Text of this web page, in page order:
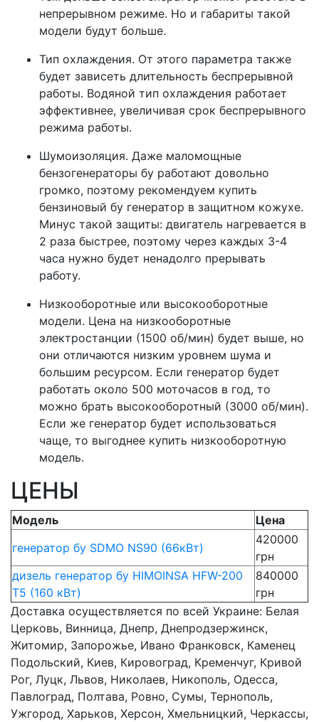
непрерывном режиме. Но и габариты такой
модели будут больше.
Тип охлаждения. От этого параметра также
будет зависеть длительность беспрерывной
работы. Водяной тип охлаждения работает
эффективнее, увеличивая срок беспрерывного
режима работы.
Шумоизоляция. Даже маломощные
бензогенераторы бу работают довольно
громко, поэтому рекомендуем купить
бензиновый бу генератор в защитном кожухе.
Минус такой защиты: двигатель нагревается в
2 раза быстрее, поэтому через каждых 3-4
часа нужно будет ненадолго прерывать
работу.
Низкооборотные или высокооборотные
модели. Цена на низкооборотные
электростанции (1500 об/мин) будет выше, но
они отличаются низким уровнем шума и
большим ресурсом. Если генератор будет
работать около 500 моточасов в год, то
можно брать высокооборотный (3000 об/мин).
Если же генератор будет использоваться
чаще, то выгоднее купить низкооборотную
модель.
ЦЕНЫ
Модель
Цена
генератор бу SDMO NS90 (66кВт)
420000
грн
дизель генератор бу HIMOINSA HFW-200
T5 (160 кВт)
840000
грн
Доставка осуществляется по всей Украине: Белая
Церковь, Винница, Днепр, Днепродзержинск,
Житомир, Запорожье, Ивано Франковск, Каменец
Подольский, Киев, Кировоград, Кременчуг, Кривой
Рог, Луцк, Львов, Николаев, Никополь, Одесса,
Павлоград, Полтава, Ровно, Сумы, Тернополь,
Ужгород, Харьков, Херсон, Хмельницкий, Черкассы,